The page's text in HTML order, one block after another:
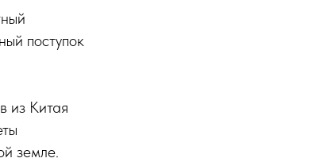
поступок
из Китая
земле.